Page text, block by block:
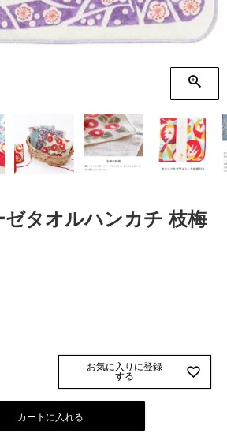
ゼタオルハンカチ 枝梅
お気に入りに登録
する
カートに入れる